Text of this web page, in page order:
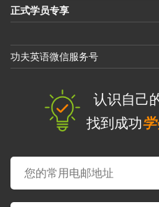
正式学员专享
功夫英语微信服务号
认识自己
找到成功